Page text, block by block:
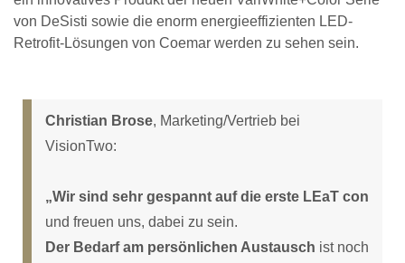
von DeSisti sowie die enorm energieeffizienten LED-
Retrofit-Lösungen von Coemar werden zu sehen sein.
Christian Brose, Marketing/Vertrieb bei
VisionTwo:
„Wir sind sehr gespannt auf die erste LEaT con
und freuen uns, dabei zu sein.
Der Bedarf am persönlichen Austausch ist noch